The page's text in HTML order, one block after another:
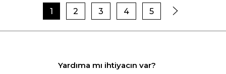
1 2 3 4 5
Yardıma mı ihtiyacın var?